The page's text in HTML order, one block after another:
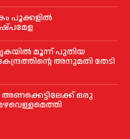
പൂക്കളിൽ
മൂന്ന് പുതിയ
അനുമതി തേടി
അണക്കെട്ടിലേക്ക് ഒരു